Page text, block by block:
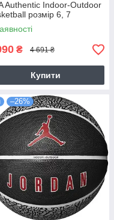
Authentic Indoor-Outdoor
розмір 6, 7
шкіра
₴ 4 691 ₴
Купити
–26%